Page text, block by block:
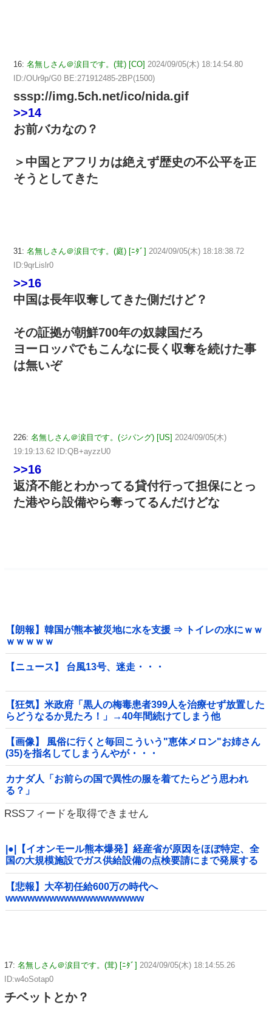
16: 名無しさん＠涙目です。(茸) [CO] 2024/09/05(木) 18:14:54.80
ID:/OUr9p/G0 BE:271912485-2BP(1500)
sssp://img.5ch.net/ico/nida.gif
>>14
お前バカなの？
＞中国とアフリカは絶えず歴史の不公平を正
そうとしてきた
31: 名無しさん＠涙目です。(庭) [ﾆﾀﾞ] 2024/09/05(木) 18:18:38.72
ID:9qrLislr0
>>16
中国は長年収奪してきた側だけど？
その証拠が朝鮮700年の奴隷国だろ
ヨーロッパでもこんなに長く収奪を続けた事
は無いぞ
226: 名無しさん＠涙目です。(ジパング) [US] 2024/09/05(木)
19:19:13.62 ID:QB+ayzzU0
>>16
返済不能とわかってる貸付行って担保にとっ
た港やら設備やら奪ってるんだけどな
【朗報】韓国が熊本被災地に水を支援 ⇒ トイレの水にｗｗ
ｗｗｗｗｗ
【ニュース】 台風13号、迷走・・・
【狂気】米政府「黒人の梅毒患者399人を治療せず放置した
らどうなるか見たろ！」→40年間続けてしまう他
【画像】 風俗に行くと毎回こういう"恵体メロン"お姉さん
(35)を指名してしまうんやが・・・
カナダ人「お前らの国で異性の服を着てたらどう思われ
る？」
RSSフィードを取得できません
|●|【イオンモール熊本爆発】経産省が原因をほぼ特定、全
国の大規模施設でガス供給設備の点検要請にまで発展する
事態に・・・【PICKUP】
【悲報】大卒初任給600万の時代へ
wwwwwwwwwwwwwwwwwww
17: 名無しさん＠涙目です。(茸) [ﾆﾀﾞ] 2024/09/05(木) 18:14:55.26
ID:w4oSotap0
チベットとか？